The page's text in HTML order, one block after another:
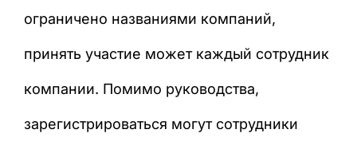
ограничено названиями компаний,
принять участие может каждый сотрудник
компании. Помимо руководства,
зарегистрироваться могут сотрудники